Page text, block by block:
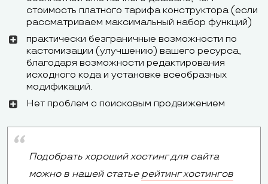
стоимость платного тарифа конструктора (если
рассматриваем максимальный набор функций)
практически безграничные возможности по
кастомизации (улучшению) вашего ресурса,
благодаря возможности редактирования
исходного кода и установке всеобразных
модификаций.
Нет проблем с поисковым продвижением
Подобрать хороший хостинг для сайта
можно в нашей статье рейтинг хостингов